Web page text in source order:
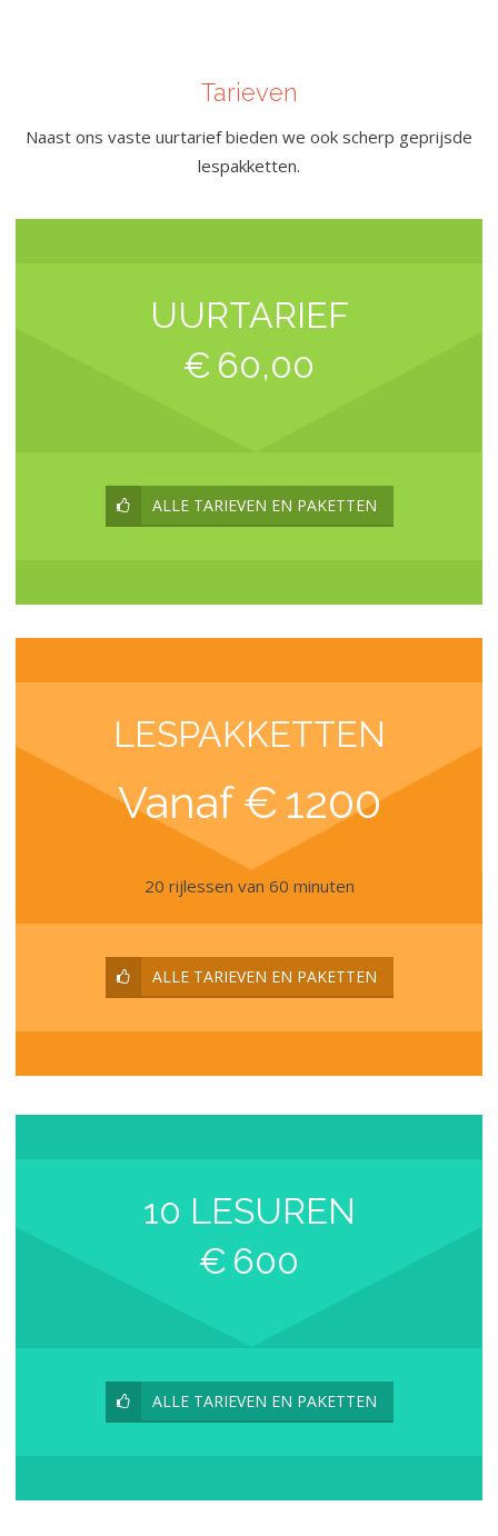
Tarieven
Naast ons vaste uurtarief bieden we ook scherp geprijsde
lespakketten.
UURTARIEF
€ 60,00
ALLE TARIEVEN EN PAKETTEN
LESPAKKETTEN
Vanaf €1200
20 rijlessen van 60 minuten
ALLE TARIEVEN EN PAKETTEN
10 LESUREN
€ 600
ALLE TARIEVEN EN PAKETTEN